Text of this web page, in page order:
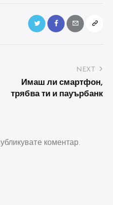
NEXT
Имаш ли смартфон,
трябва ти и пауърбанк
коментар.